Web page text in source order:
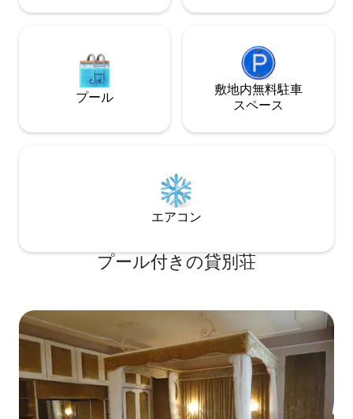
プール
敷地内無料駐⁠車
ス⁠ペ⁠ー⁠ス
エアコン
プール付きの貸別荘